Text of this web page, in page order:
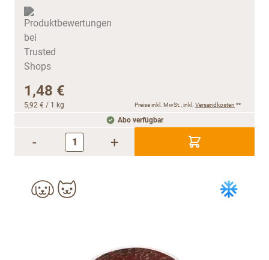
1,48 €
5,92 € / 1 kg Preise inkl. MwSt., inkl. Versandkosten **
Abo verfügbar
- +